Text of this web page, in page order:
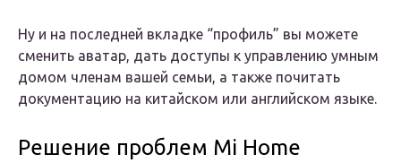
Ну и на последней вкладке “профиль” вы можете
сменить аватар, дать доступы к управлению умным
домом членам вашей семьи, а также почитать
документацию на китайском или английском языке.
Решение проблем Mi Home